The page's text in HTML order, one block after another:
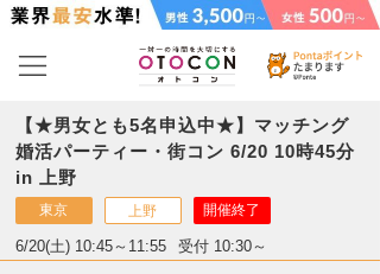
【★男女とも5名申込中★】マッチング
婚活パーティー・街コン 6/20 10時45分
in 上野
東京 上野 開催終了
6/20(土) 10:45～11:55 受付 10:30～